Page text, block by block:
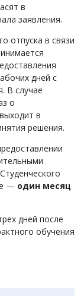
в
заявления.
отпуска в связи
дней с
В случае
о
в
решения.
— один месяц
дней после
обучения